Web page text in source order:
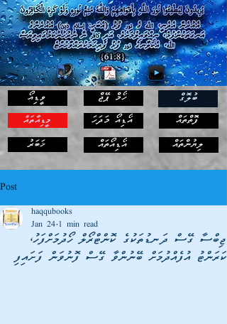
ވީޑިއޯ
މީޑިއާތައް
ޚަބަރު
ހޯމް ޕޭޖް
އޯޑިއޯ މަދަހަ
އޯޑިއޯތައް
ބުލޮގް
ފޮތްތައް
ލިޔުންތައް
Post
ޖިބްސާ ގޭސް ދަނޑުތަކުގެ ކޮންޓްރޯލް ހޯދުމަށްފަހު،
ކަރަންޓު އުފެއްދުމަށް ބޭނުންވާ ގޭސް ފޮނުވަން ފަށައިފި
haqqubooks
Jan 24 1 min read